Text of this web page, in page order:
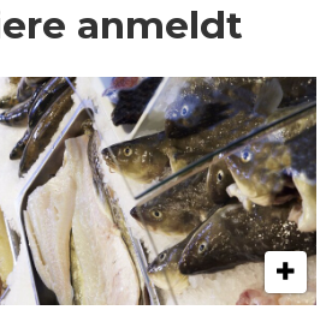
anmeldt